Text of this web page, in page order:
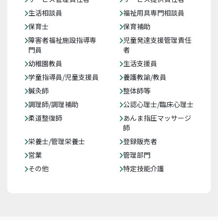
生活相談員
福祉用具専門相談員
保育士
保育補助
障害者福祉施設指導専
門員
児童発達支援管理責任
者
幼稚園教員
生活支援員
学童指導員/児童支援員
養護教諭/教員
鍼灸師
整体師等
調理師/調理補助
公認心理士/臨床心理士
柔道整復師
あんま指圧マッサージ
師
栄養士/管理栄養士
登録販売者
営業
管理部門
その他
特定技能介護